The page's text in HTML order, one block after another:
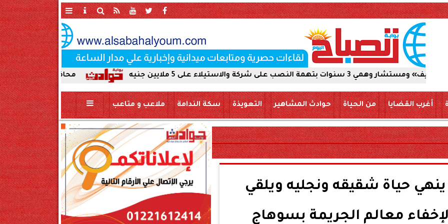
محافظ سوهاج يحيل واقعة ردم نهر شركة والاستيلاء على 5 ملايين جنيه
أغرب القضايا من الحياة حوادث المشاهير التعويذة سكة الندامة ملاعب و متاعب
حياة شقيقه ونجليه ويلقي
معالم الجريمة بسوهاج